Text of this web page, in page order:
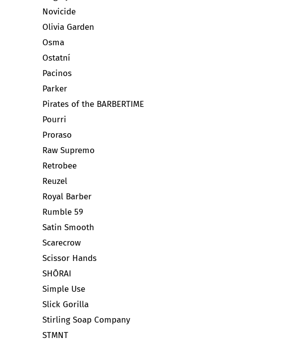
Novicide
Olivia Garden
Osma
Ostatní
Pacinos
Parker
Pirates of the BARBERTIME
Pourri
Proraso
Raw Supremo
Retrobee
Reuzel
Royal Barber
Rumble 59
Satin Smooth
Scarecrow
Scissor Hands
SHŌRAI
Simple Use
Slick Gorilla
Stirling Soap Company
STMNT